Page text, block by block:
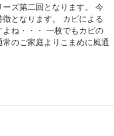
ズ第二回となります。 今
となります。 カビによる
ね・・・ 一枚でもカビの
のご家庭よりこまめに風通